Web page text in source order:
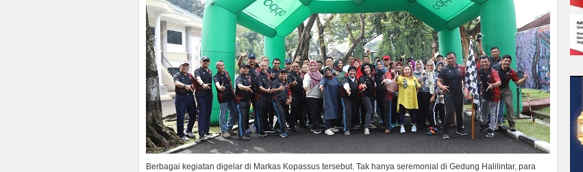
Berbagai kegiatan digelar di Markas Kopassus tersebut. Tak hanya seremonial di Gedung Halilintar, para